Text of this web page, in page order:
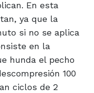
En esta
ya que la
si no se aplica
en la
hunda el pecho
100
ciclos de 2